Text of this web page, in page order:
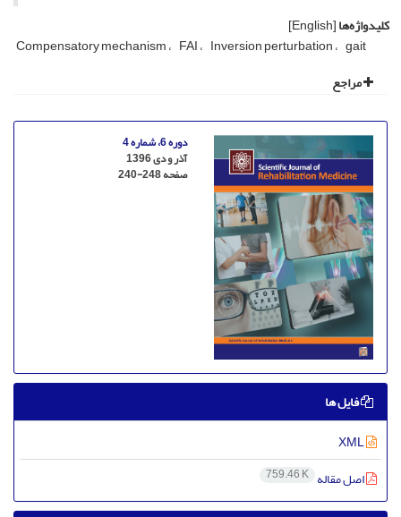
کلیدواژه‌ها[English]
Compensatory mechanism FAI Inversion perturbation gait
مراجع
دوره 6، شماره 4
آذر و دی 1396
صفحه240-248
فایل ها
اصل مقاله 759.46 K